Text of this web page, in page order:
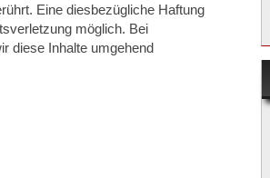
Eine diesbezügliche Haftung
möglich. Bei
diese Inhalte umgehend